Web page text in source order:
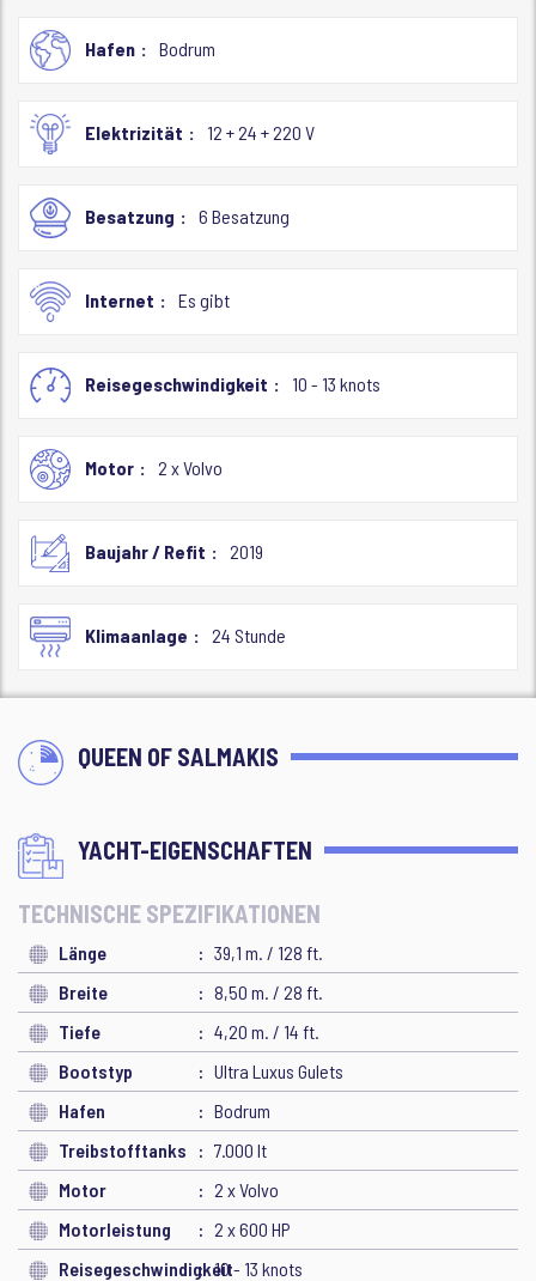
Hafen Bodrum
Elektrizität 12 + 24 + 220 V
Besatzung 6 Besatzung
Internet Es gibt
Reisegeschwindigkeit 10 - 13 knots
Motor 2 x Volvo
Baujahr / Refit 2019
Klimaanlage 24 Stunde
QUEEN OF SALMAKIS
YACHT-EIGENSCHAFTEN
TECHNISCHE SPEZIFIKATIONEN
Länge
39,1 m. / 128 ft.
Breite
8,50 m. / 28 ft.
Tiefe
4,20 m. / 14 ft.
Bootstyp
Ultra Luxus Gulets
Hafen
Bodrum
Treibstofftanks
7.000 lt
Motor
2 x Volvo
Motorleistung
2 x 600 HP
Reisegeschwindigkeit10 - 13 knots